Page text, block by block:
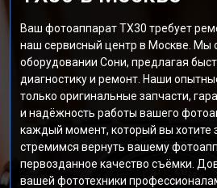
Ваш фотоаппарат TX30 требует
наш сервисный центр в Москве. Мы
оборудовании Сони, предлагая
диагностику и ремонт. Наши
только оригинальные запчасти,
и надёжность работы вашего
каждый момент, который вы хотите
стремимся вернуть вашему
первозданное качество съёмки.
вашей фототехники